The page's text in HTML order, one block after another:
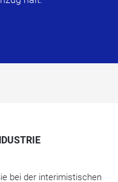
bei der interimistischen